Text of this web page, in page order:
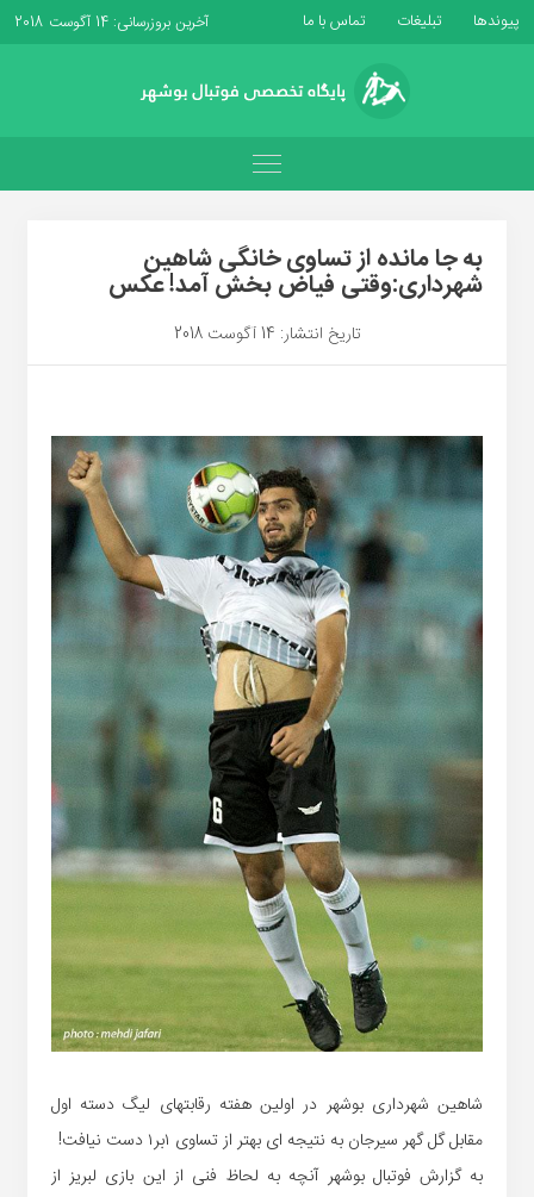
پیوندها تبلیغات تماس با ما آخرین بروزرسانی: 14 آگوست 2018
به جا مانده از تساوی خانگی شاهین
شهرداری:وقتی فیاض بخش آمد! عکس
تاریخ انتشار: 14 آگوست 2018
شاهین شهرداری بوشهر در اولین هفته رقابتهای لیگ دسته اول
مقابل گل گهر سیرجان به نتیجه ای بهتر از تساوی ۱بر۱ دست نیافت!
به گزارش فوتبال بوشهر آنچه به لحاظ فنی از این بازی لبریز از